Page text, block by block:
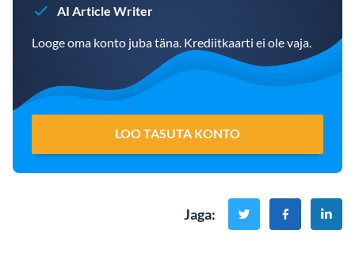
AI Article Writer
Looge oma konto juba täna. Krediitkaarti ei ole vaja.
LOO TASUTA KONTO
Jaga: